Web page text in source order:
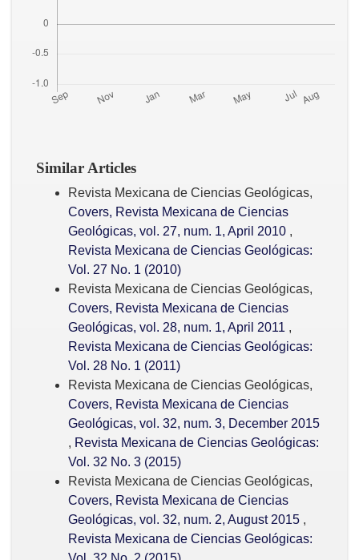
Similar Articles
Revista Mexicana de Ciencias Geológicas,
Covers, Revista Mexicana de Ciencias
Geológicas, vol. 27, num. 1, April 2010 ,
Revista Mexicana de Ciencias Geológicas:
Vol. 27 No. 1 (2010)
Revista Mexicana de Ciencias Geológicas,
Covers, Revista Mexicana de Ciencias
Geológicas, vol. 28, num. 1, April 2011 ,
Revista Mexicana de Ciencias Geológicas:
Vol. 28 No. 1 (2011)
Revista Mexicana de Ciencias Geológicas,
Covers, Revista Mexicana de Ciencias
Geológicas, vol. 32, num. 3, December 2015
, Revista Mexicana de Ciencias Geológicas:
Vol. 32 No. 3 (2015)
Revista Mexicana de Ciencias Geológicas,
Covers, Revista Mexicana de Ciencias
Geológicas, vol. 32, num. 2, August 2015 ,
Revista Mexicana de Ciencias Geológicas: